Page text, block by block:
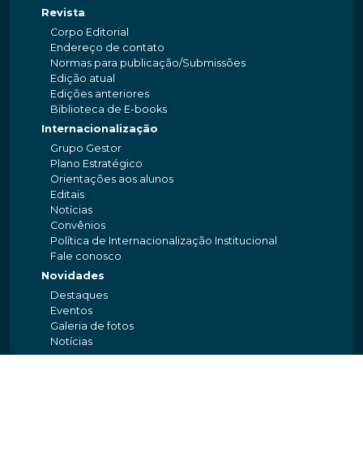
Revista
Corpo Editorial
Endereço de contato
Normas para publicação/Submissões
Edição atual
Edições anteriores
Biblioteca de E-books
Internacionalização
Grupo Gestor
Plano Estratégico
Orientações aos alunos
Editais
Notícias
Convênios
Política de Internacionalização Institucional
Fale conosco
Novidades
Destaques
Eventos
Galeria de fotos
Notícias